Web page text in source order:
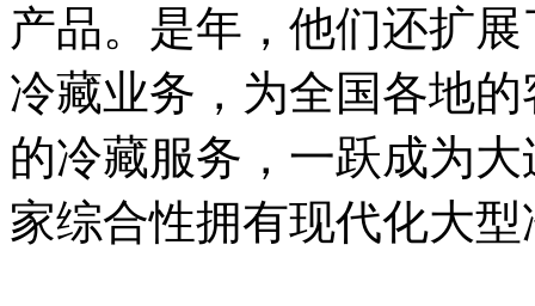
产品。是年，他们还扩
冷藏业务，为全国各地
的冷藏服务，一跃成为
家综合性拥有现代化大